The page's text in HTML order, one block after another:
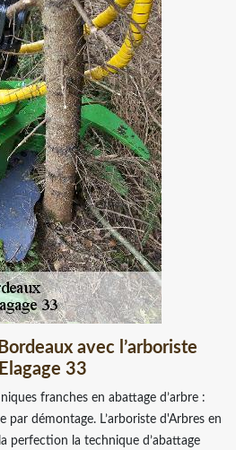
avec l’arboriste
33
franches en abattage d’arbre :
par démontage. L’arboriste d'Arbres en
perfection la technique d’abattage